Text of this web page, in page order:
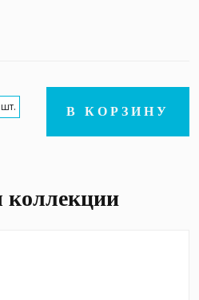
шт. В КОРЗИНУ
коллекции